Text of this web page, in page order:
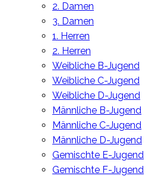
2. Damen
3. Damen
1. Herren
2. Herren
Weibliche B-Jugend
Weibliche C-Jugend
Weibliche D-Jugend
Männliche B-Jugend
Männliche C-Jugend
Männliche D-Jugend
Gemischte E-Jugend
Gemischte F-Jugend